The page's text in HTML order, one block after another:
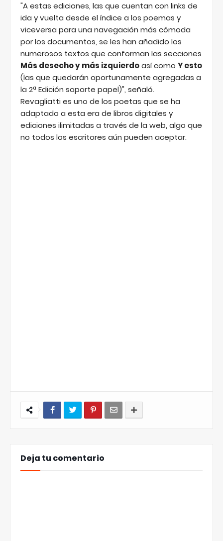
"A estas ediciones, las que cuentan con links de
ida y vuelta desde el índice a los poemas y
viceversa para una navegación más cómoda
por los documentos, se les han añadido los
numerosos textos que conforman las secciones
Más desecho y más izquierdoasí como Y esto
(las que quedarán oportunamente agregadas a
la 2ª Edición soporte papel)", señaló.
Revagliatti es uno de los poetas que se ha
adaptado a esta era de libros digitales y
ediciones ilimitadas a través de la web, algo que
no todos los escritores aún pueden aceptar.
Deja tu comentario